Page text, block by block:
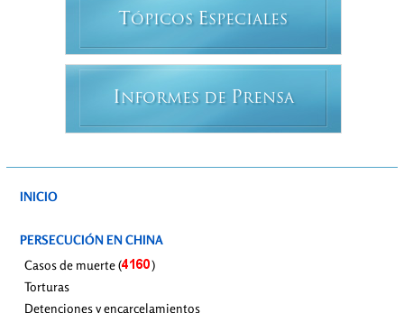
T ÓPICOS ESPECIALES
INFORMES DE PRENSA
INICIO
PERSECUCIÓN EN CHINA
Casos de muerte (
)
Torturas
Detenciones y encarcelamientos